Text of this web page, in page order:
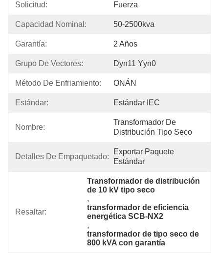
Solicitud: Fuerza
Capacidad Nominal: 50-2500kva
Garantía: 2 Años
Grupo De Vectores: Dyn11 Yyn0
Método De Enfriamiento: ONÁN
Estándar: Estándar IEC
Nombre:
Transformador De
Distribución Tipo Seco
Detalles De Empaquetado:
Exportar Paquete
Estándar
Resaltar:
Transformador de distribución
de 10 kV tipo seco
,
transformador de eficiencia
energética SCB-NX2
,
transformador de tipo seco de
800 kVA con garantía